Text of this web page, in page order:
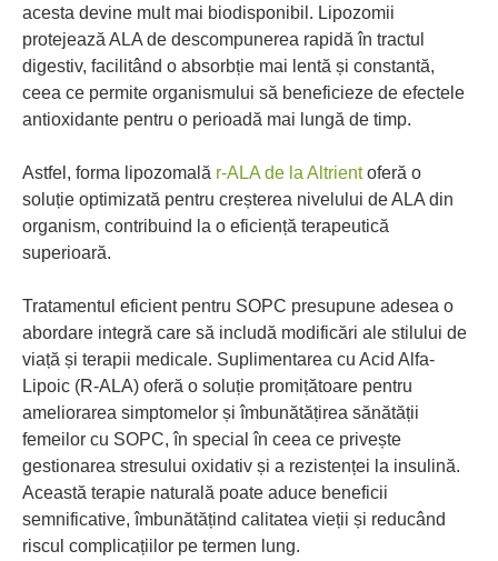
acesta devine mult mai biodisponibil. Lipozomii
protejează ALA de descompunerea rapidă în tractul
digestiv, facilitând o absorbție mai lentă și constantă,
ceea ce permite organismului să beneficieze de efectele
antioxidante pentru o perioadă mai lungă de timp.
Astfel, forma lipozomală r-ALA de la Altrientoferă o
soluție optimizată pentru creșterea nivelului de ALA din
organism, contribuind la o eficiență terapeutică
superioară.
Tratamentul eficient pentru SOPC presupune adesea o
abordare integră care să includă modificări ale stilului de
viață și terapii medicale. Suplimentarea cu Acid Alfa-
Lipoic (R-ALA) oferă o soluție promițătoare pentru
ameliorarea simptomelor și îmbunătățirea sănătății
femeilor cu SOPC, în special în ceea ce privește
gestionarea stresului oxidativ și a rezistenței la insulină.
Această terapie naturală poate aduce beneficii
semnificative, îmbunătățind calitatea vieții și reducând
riscul complicațiilor pe termen lung.